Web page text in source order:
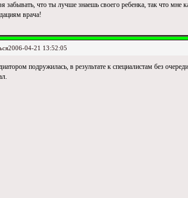
забывать, что ты лучше знаешь своего ребенка, так что
врача!
2006-04-21 13:52:05
подружилась, в результате к специалистам без